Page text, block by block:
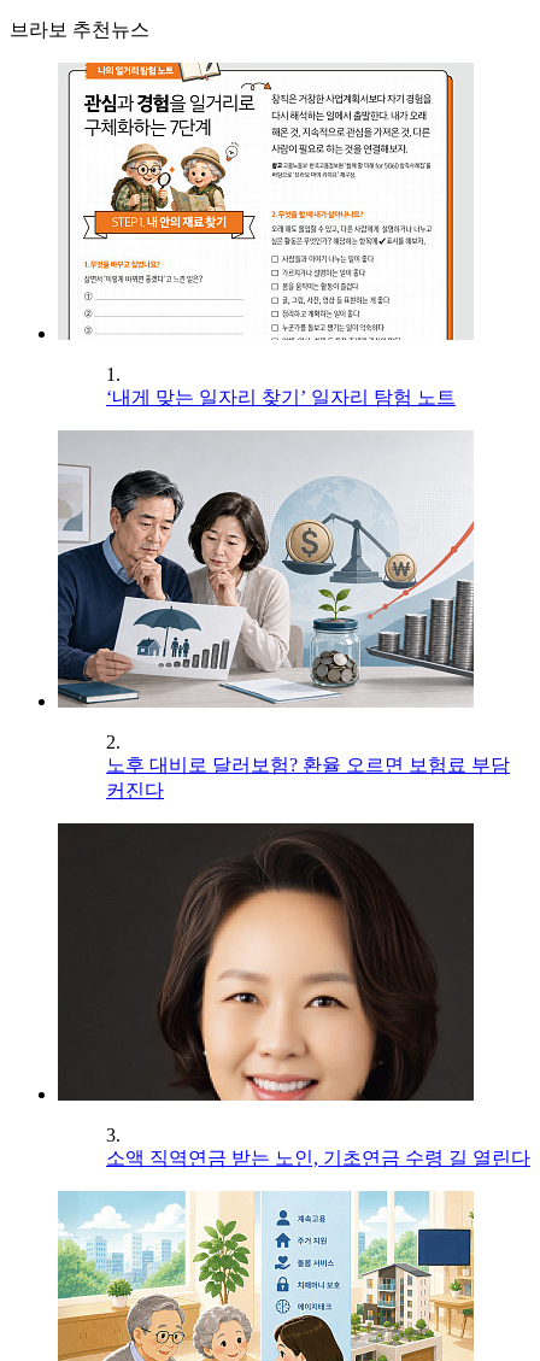
브라보 추천뉴스
1.
‘내게 맞는 일자리 찾기’ 일자리 탐험 노트
2.
노후 대비로 달러보험? 환율 오르면 보험료 부담
커진다
3.
소액 직역연금 받는 노인, 기초연금 수령 길 열린다